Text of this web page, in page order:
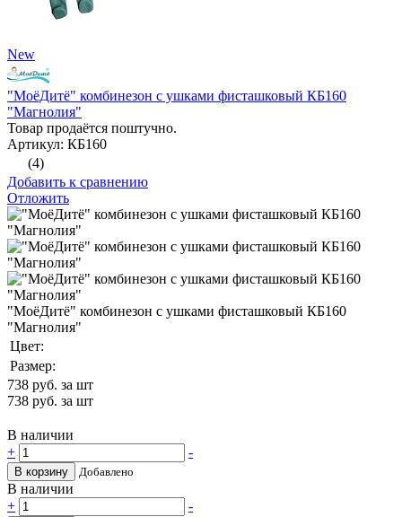
New
"МоёДитё" комбинезон с ушками фисташковый КБ160
"Магнолия"
Товар продаётся поштучно.
Артикул: КБ160
(4)
Добавить к сравнению
Отложить
"МоёДитё" комбинезон с ушками фисташковый КБ160
"Магнолия"
Цвет:
Размер:
738 руб. за шт
738 руб. за шт
В наличии
+
-
В корзину Добавлено
В наличии
+
-